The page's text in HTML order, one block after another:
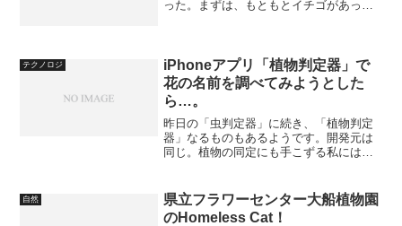
った。まずは、もともとイチゴがあった
る。わかるかな？
テクノロジ
iPhoneアプリ「植物判定器」で
花の名前を調べてみようとした
ら…。
昨日の「虫判定器」に続き、「植物判定
器」なるものもあるようです。開発元は
同じ。植物の同定にも手こずる私にはう
自然
県立フラワーセンター大船植物園
のHomeless Cat！